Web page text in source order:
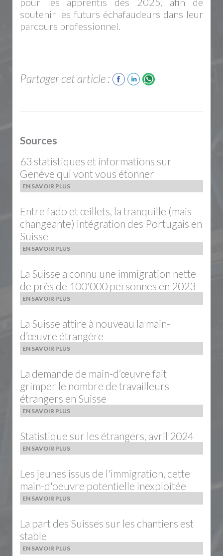
soutenir les futurs échafaudeurs dans leur
parcours professionnel.
Partager cet article :
Sources
63 statistiques et informations sur
Genève qui vont vous étonner
EN SAVOIR PLUS
Entre fado et œillets, la tranquille (mais
changeante) intégration des Portugais en
Suisse
EN SAVOIR PLUS
La Suisse a connu une immigration nette
de près de 100'000 personnes en 2023
EN SAVOIR PLUS
La Suisse attire à nouveau la main-
d’œuvre étrangère
EN SAVOIR PLUS
La demande de main-d’œuvre fait
grimper le nombre de travailleurs
étrangers en Suisse
EN SAVOIR PLUS
Statistique sur les étrangers, avril 2024
EN SAVOIR PLUS
Les jeunes issus de l'immigration, cette
main-d'oeuvre potentielle inexploitée
EN SAVOIR PLUS
La part des Suisses sur les chantiers est
stable
EN SAVOIR PLUS